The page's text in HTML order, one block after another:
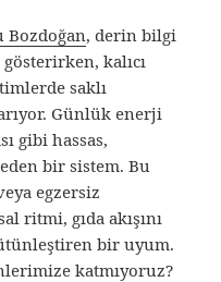
Bozdoğan, derin bilgi
kalıcı
saklı
Günlük enerji
gibi hassas,
bir sistem. Bu
egzersiz
ritmi, gıda akışını
bir uyum.
katmıyoruz?